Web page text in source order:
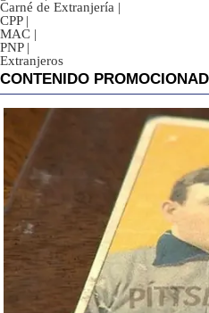
Carné de Extranjería |
CPP |
MAC |
PNP |
Extranjeros